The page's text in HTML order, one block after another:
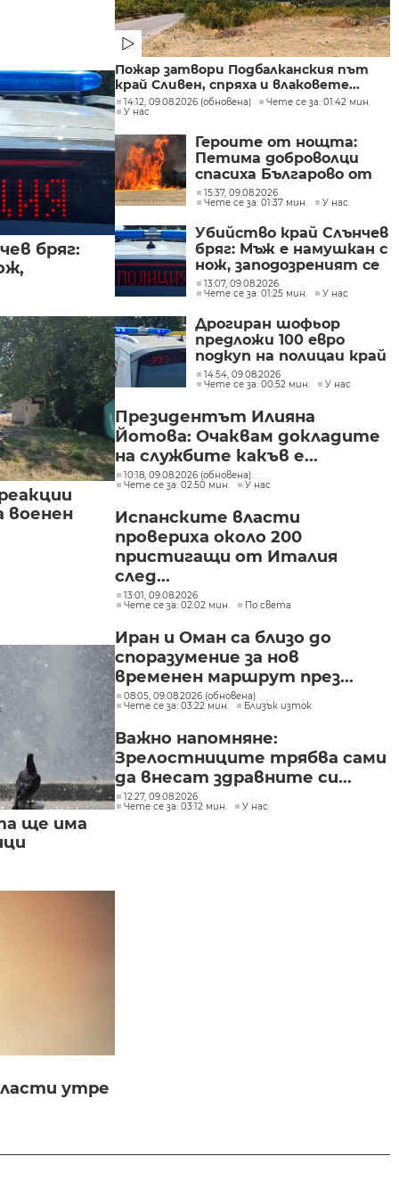
бряг:
военен
ще има
утре
Пожар затвори Подбалканския път
край Сливен, спряха и влаковете...
14:12, 09.08.2026 (обновена)
Чете се за: 01:42 мин.
У нас
Героите от нощта:
Петима доброволци
спасиха Българово от
огнен капан
15:37, 09.08.2026
Чете се за: 01:37 мин.
У нас
Убийство край Слънчев
бряг: Мъж е намушкан с
нож, заподозреният се
опитал да избяга
13:07, 09.08.2026
Чете се за: 01:25 мин.
У нас
Дрогиран шофьор
предложи 100 евро
подкуп на полицаи край
Поморие
14:54, 09.08.2026
Чете се за: 00:52 мин.
У нас
Президентът Илияна
Йотова: Очаквам докладите
на службите какъв е...
10:18, 09.08.2026 (обновена)
Чете се за: 02:50 мин.
У нас
Испанските власти
провериха около 200
пристигащи от Италия
след...
13:01, 09.08.2026
Чете се за: 02:02 мин.
По света
Иран и Оман са близо до
споразумение за нов
временен маршрут през...
08:05, 09.08.2026 (обновена)
Чете се за: 03:22 мин.
Близък изток
Важно напомняне:
Зрелостниците трябва сами
да внесат здравните си...
12:27, 09.08.2026
Чете се за: 03:12 мин.
У нас